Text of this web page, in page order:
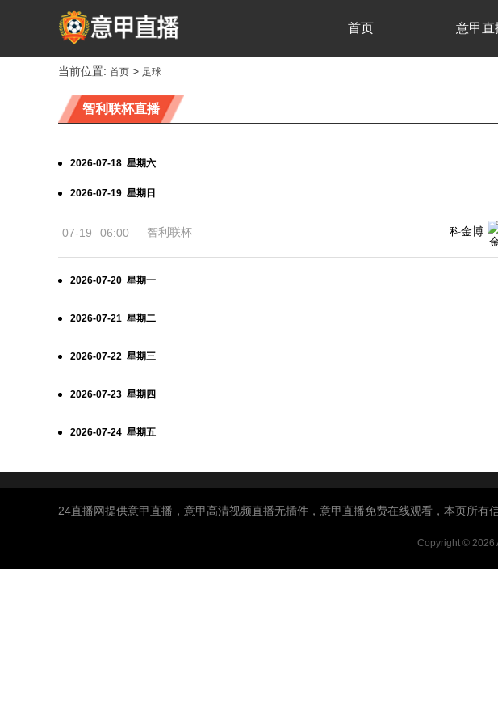
首页 意甲直
当前位置: 首页 > 足球
智利联杯直播
2026-07-18 星期六
2026-07-19 星期日
07-19 06:00 智利联杯 科金博
2026-07-20 星期一
2026-07-21 星期二
2026-07-22 星期三
2026-07-23 星期四
2026-07-24 星期五
24直播网提供意甲直播，意甲高清视频直播无插件，意甲直播免费在线观看，本页所
Copyright © 2026